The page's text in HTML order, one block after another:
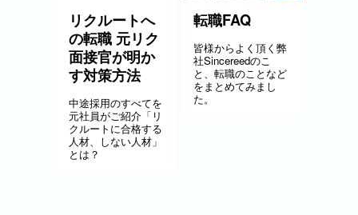
リクルートへ
の転職 元リク
面接官が明か
す対策方法
中途採用のすべてを
元社員がご紹介「リ
クルートに合格する
人材、しない人材」
とは？
転職FAQ
皆様からよく頂く弊
社Sincereedのこ
と、転職のことなど
をまとめてみまし
た。